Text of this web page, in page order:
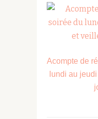
Acompte de
lundi au